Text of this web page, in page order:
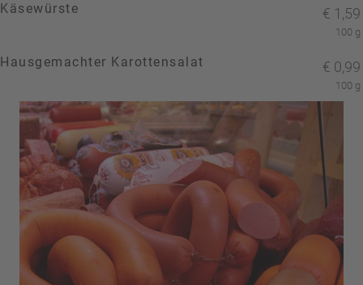
Käsewürste € 1,59
100 g
Hausgemachter Karottensalat € 0,99
100 g